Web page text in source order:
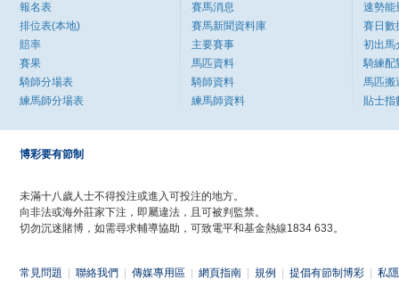
報名表
排位表(本地)
賠率
賽果
騎師分場表
練馬師分場表
賽馬消息
賽馬新聞資料庫
主要賽事
馬匹資料
騎師資料
練馬師資料
速勢能
賽日數
初出馬
騎練配
馬匹搬
貼士指
博彩要有節制
未滿十八歲人士不得投注或進入可投注的地方。
向非法或海外莊家下注，即屬違法，且可被判監禁。
切勿沉迷賭博，如需尋求輔導協助，可致電平和基金熱線1834 633。
常見問題 聯絡我們 傳媒專用區 網頁指南 規例 提倡有節制博彩 私